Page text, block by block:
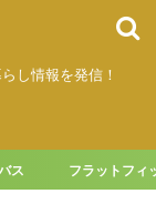
し情報を発信！
ス フラットフィ